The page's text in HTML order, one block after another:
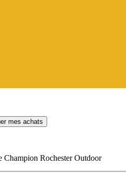
mes achats
Champion Rochester Outdoor